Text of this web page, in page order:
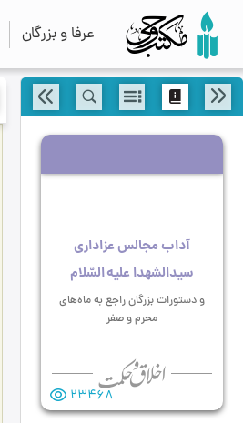
عرفا و بزرگان
آداب مجالس عزاداری
سیدالشهدا علیه السّلام
و دستورات بزرگان راجع به ماه‌های
محرم و صفر
23468